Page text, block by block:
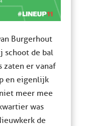
Burgerhout
schoot de bal
zaten er vanaf
en eigenlijk
meer mee
was
de